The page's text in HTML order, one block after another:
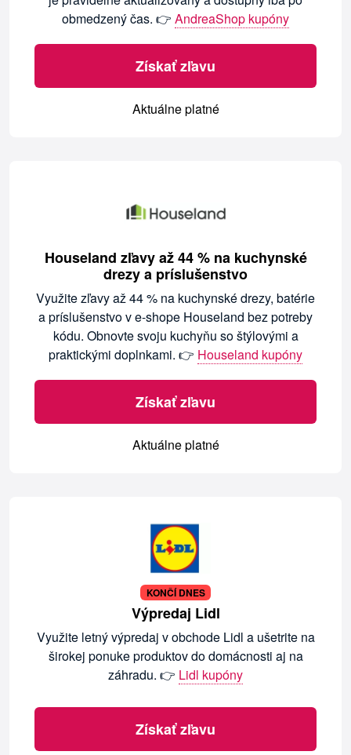
obmedzený čas. 👉 AndreaShop kupóny
Získať zľavu
Aktuálne platné
Houseland zľavy až 44 % na kuchynské
drezy a príslušenstvo
Využite zľavy až 44 % na kuchynské drezy, batérie
a príslušenstvo v e-shope Houseland bez potreby
kódu. Obnovte svoju kuchyňu so štýlovými a
praktickými doplnkami. 👉 Houseland kupóny
Získať zľavu
Aktuálne platné
KONČÍ DNES
Výpredaj Lidl
Využite letný výpredaj v obchode Lidl a ušetrite na
širokej ponuke produktov do domácnosti aj na
záhradu. 👉 Lidl kupóny
Získať zľavu